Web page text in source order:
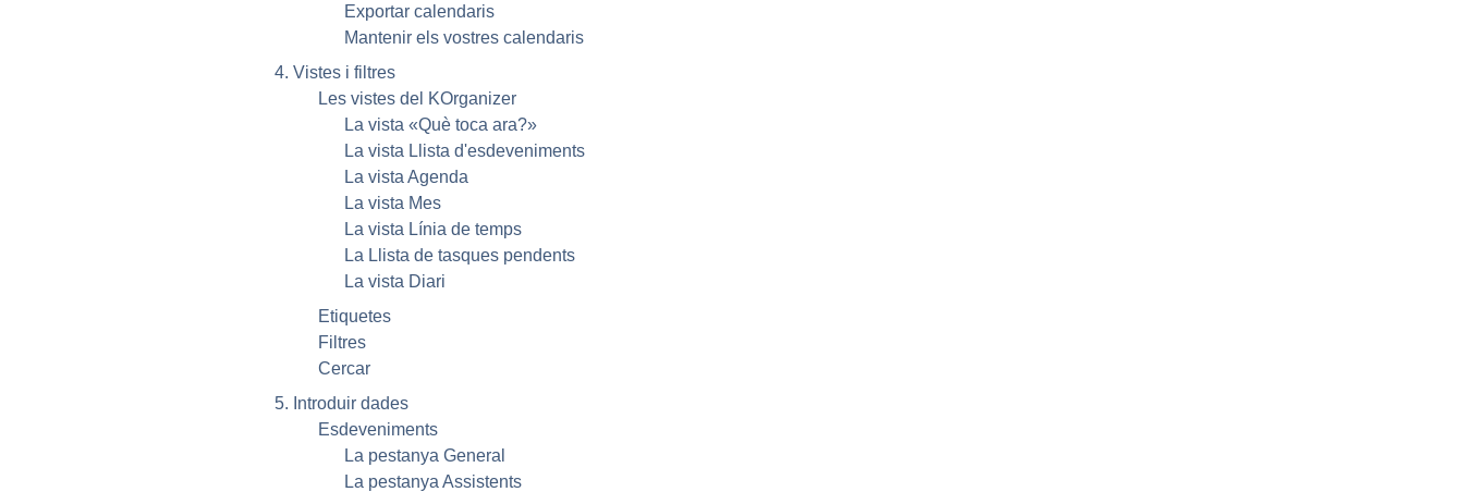
Exportar calendaris
Mantenir els vostres calendaris
4. Vistes i filtres
Les vistes del KOrganizer
La vista «Què toca ara?»
La vista Llista d'esdeveniments
La vista Agenda
La vista Mes
La vista Línia de temps
La Llista de tasques pendents
La vista Diari
Etiquetes
Filtres
Cercar
5. Introduir dades
Esdeveniments
La pestanya General
La pestanya Assistents